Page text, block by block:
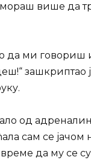
мораш више да
да ми говориш
зашкриптао
од
сам се јачом
да му се